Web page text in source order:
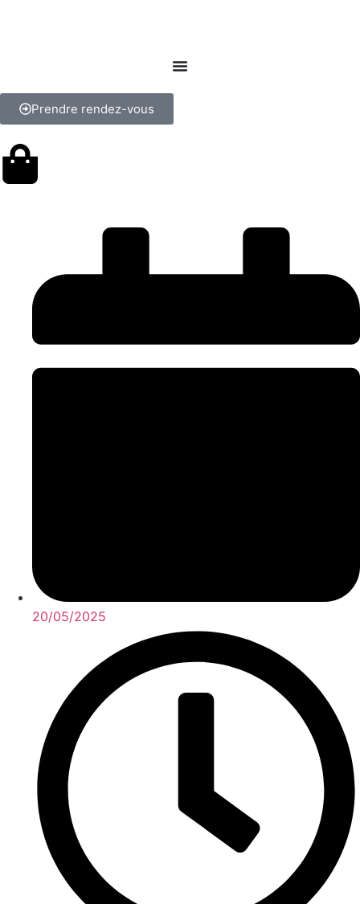
Prendre rendez-vous
20/05/2025